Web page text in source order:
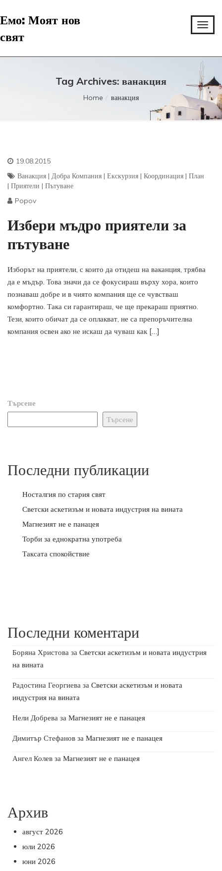
Емо: Моят нов
свят
Tag Archives: ванакция
Home ванакция
19.08.2015
Ванакция | Добра Компания | Екскурзия | Координация | План
| Приятели | Пътуване
Popov
Избери мъдро приятели за
пътуване
Изборът на приятели, с които да отидеш на ваканция, трябва
да е мъдър. Това значи да се фокусираш върху хора, които
познаваш добре и в чиято компания ще се чувстваш
комфортно. Така си гарантираш, че ще прекараш приятно.
Тези, които обичат да се оплакват, не са препоръчителна
компания освен ако не искаш да чуваш как […]
Търсене
Търсене
Последни публикации
Носталгия по стария свят
Светски аскетизъм и новата индустрия на вината
Магнезият не е панацея
Торби за еднократна употреба
Таксата спокойствие
Последни коментари
Боряна Христова за Светски аскетизъм и новата индустрия
на вината
Радостина Георгиева за Светски аскетизъм и новата
индустрия на вината
Нели Добрева за Магнезият не е панацея
Димитър Стефанов за Магнезият не е панацея
Ангел Колев за Магнезият не е панацея
Архив
август 2026
юли 2026
юни 2026